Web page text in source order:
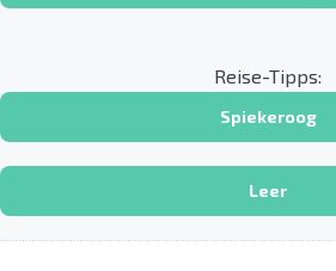
Reise-Tipps:
Spiekeroog
Leer